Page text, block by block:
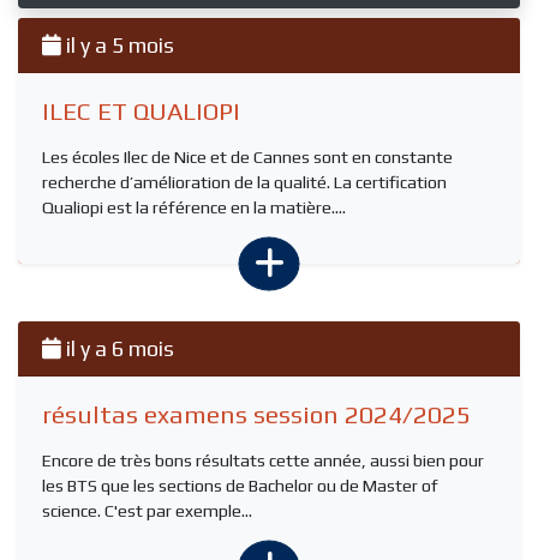
il y a 5 mois
ILEC ET QUALIOPI
Les écoles Ilec de Nice et de Cannes sont en constante
recherche d’amélioration de la qualité. La certification
Qualiopi est la référence en la matière....
il y a 6 mois
résultas examens session 2024/2025
Encore de très bons résultats cette année, aussi bien pour
les BTS que les sections de Bachelor ou de Master of
science. C'est par exemple...